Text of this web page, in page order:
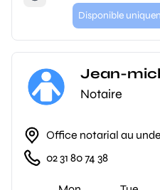
Disponible
Jean-
Notaire
Office notarial au
02 31 80 74 38